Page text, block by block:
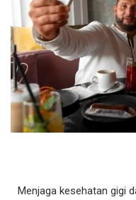
Menjaga kesehatan gigi